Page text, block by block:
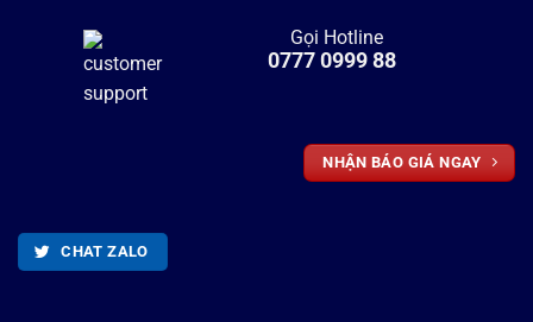
Gọi Hotline
0777 0999 88
NHẬN BÁO GIÁ NGAY
CHAT ZALO